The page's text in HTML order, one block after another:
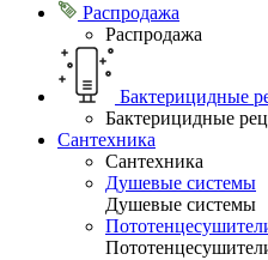
Распродажа
Распродажа
Бактерицидные
Бактерицидные
Сантехника
Сантехника
Душевые системы
Душевые системы